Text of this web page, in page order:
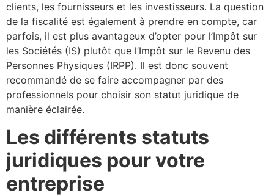
clients, les fournisseurs et les investisseurs. La question
de la fiscalité est également à prendre en compte, car
parfois, il est plus avantageux d’opter pour l’Impôt sur
les Sociétés (IS) plutôt que l’Impôt sur le Revenu des
Personnes Physiques (IRPP). Il est donc souvent
recommandé de se faire accompagner par des
professionnels pour choisir son statut juridique de
manière éclairée.
Les différents statuts
juridiques pour votre
entreprise